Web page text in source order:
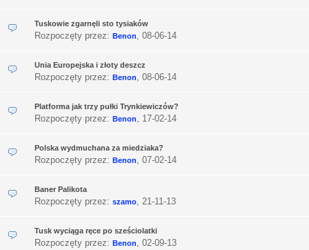
Tuskowie zgarnęli sto tysiaków
Rozpoczęty przez: Benon, 08-06-14
Unia Europejska i złoty deszcz
Rozpoczęty przez: Benon, 08-06-14
Platforma jak trzy pułki Trynkiewiczów?
Rozpoczęty przez: Benon, 17-02-14
Polska wydmuchana za miedziaka?
Rozpoczęty przez: Benon, 07-02-14
Baner Palikota
Rozpoczęty przez: szamo, 21-11-13
Tusk wyciąga ręce po sześciolatki
Rozpoczęty przez: Benon, 02-09-13